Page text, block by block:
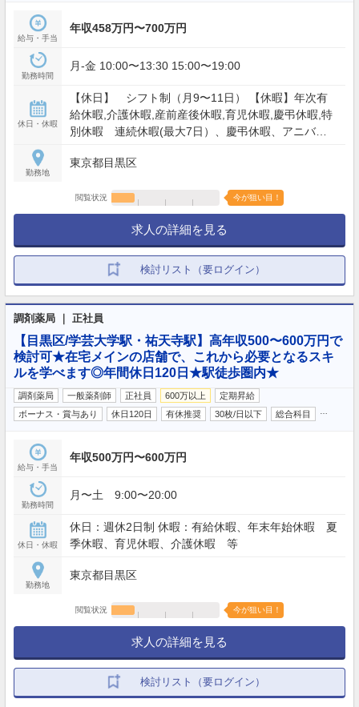
給与・手当
年収458万円〜700万円
勤務時間
月-金 10:00〜13:30 15:00〜19:00
休日・休暇
【休日】 シフト制（月9〜11日） 【休暇】年次有
給休暇,介護休暇,産前産後休暇,育児休暇,慶弔休暇,特
別休暇 連続休暇(最大7日）、慶弔休暇、アニバー
介護休業 他 ※年間休日：入社2年目以降休日・休暇
勤務地
東京都目黒区
閲覧状況 今が狙い目！
求人の詳細を見る
検討リスト（要ログイン）
調剤薬局 ｜ 正社員
【目黒区/学芸大学駅・祐天寺駅】高年収500〜600万円で
検討可★在宅メインの店舗で、これから必要となるスキ
ルを学べます◎年間休日120日★駅徒歩圏内★
調剤薬局 一般薬剤師 正社員 600万以上
定期昇給
ボーナス・賞与あり
休日120日 有休推奨 30枚/日以下 総合科目
給与・手当
年収500万円〜600万円
勤務時間
月〜土 9:00〜20:00
休日・休暇
休日：週休2日制 休暇：有給休暇、年末年始休暇 夏
季休暇、育児休暇、介護休暇 等
勤務地
東京都目黒区
閲覧状況 今が狙い目！
求人の詳細を見る
検討リスト（要ログイン）